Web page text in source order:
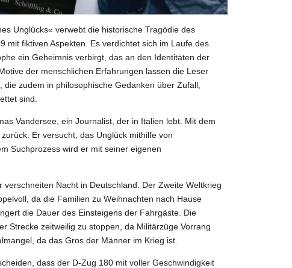
Unglücks« verwebt die historische Tragödie des
mit fiktiven Aspekten. Es verdichtet sich im Laufe des
ein Geheimnis verbirgt, das an den Identitäten der
der menschlichen Erfahrungen lassen die Leser
zudem in philosophische Gedanken über Zufall,
sind.
Vandersee, ein Journalist, der in Italien lebt. Mit dem
Er versucht, das Unglück mithilfe von
Suchprozess wird er mit seiner eigenen
Nacht in Deutschland. Der Zweite Weltkrieg
da die Familien zu Weihnachten nach Hause
die Dauer des Einsteigens der Fahrgäste. Die
Strecke zeitweilig zu stoppen, da Militärzüge Vorrang
da das Gros der Männer im Krieg ist.
dass der D-Zug 180 mit voller Geschwindigkeit